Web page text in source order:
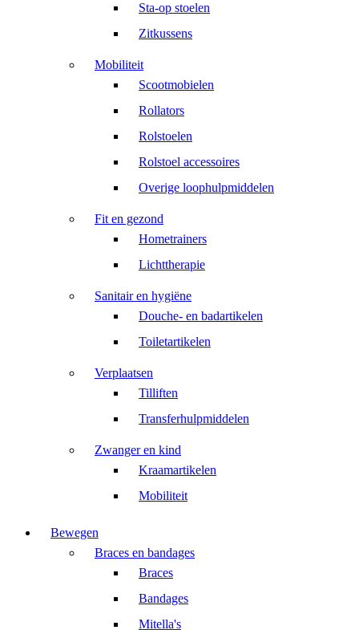
Sta-op stoelen
Zitkussens
Mobiliteit
Scootmobielen
Rollators
Rolstoelen
Rolstoel accessoires
Overige loophulpmiddelen
Fit en gezond
Hometrainers
Lichttherapie
Sanitair en hygiëne
Douche- en badartikelen
Toiletartikelen
Verplaatsen
Tilliften
Transferhulpmiddelen
Zwanger en kind
Kraamartikelen
Mobiliteit
Bewegen
Braces en bandages
Braces
Bandages
Mitella's